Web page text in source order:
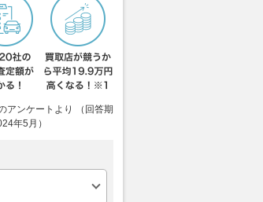
海の仕事「ここまで注目された
アンケートより （回答期
年5月）